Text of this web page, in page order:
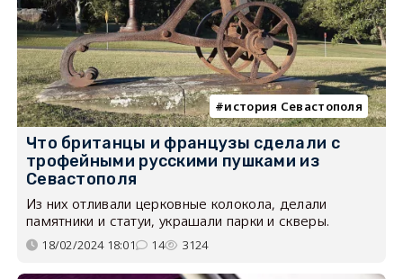
история Севастополя
Что британцы и французы сделали с
трофейными русскими пушками из
Севастополя
Из них отливали церковные колокола, делали
памятники и статуи, украшали парки и скверы.
18/02/2024 18:01 14 3124